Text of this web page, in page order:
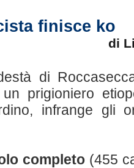
finisce ko
di
di
prigioniero
infrange gli
completo (455